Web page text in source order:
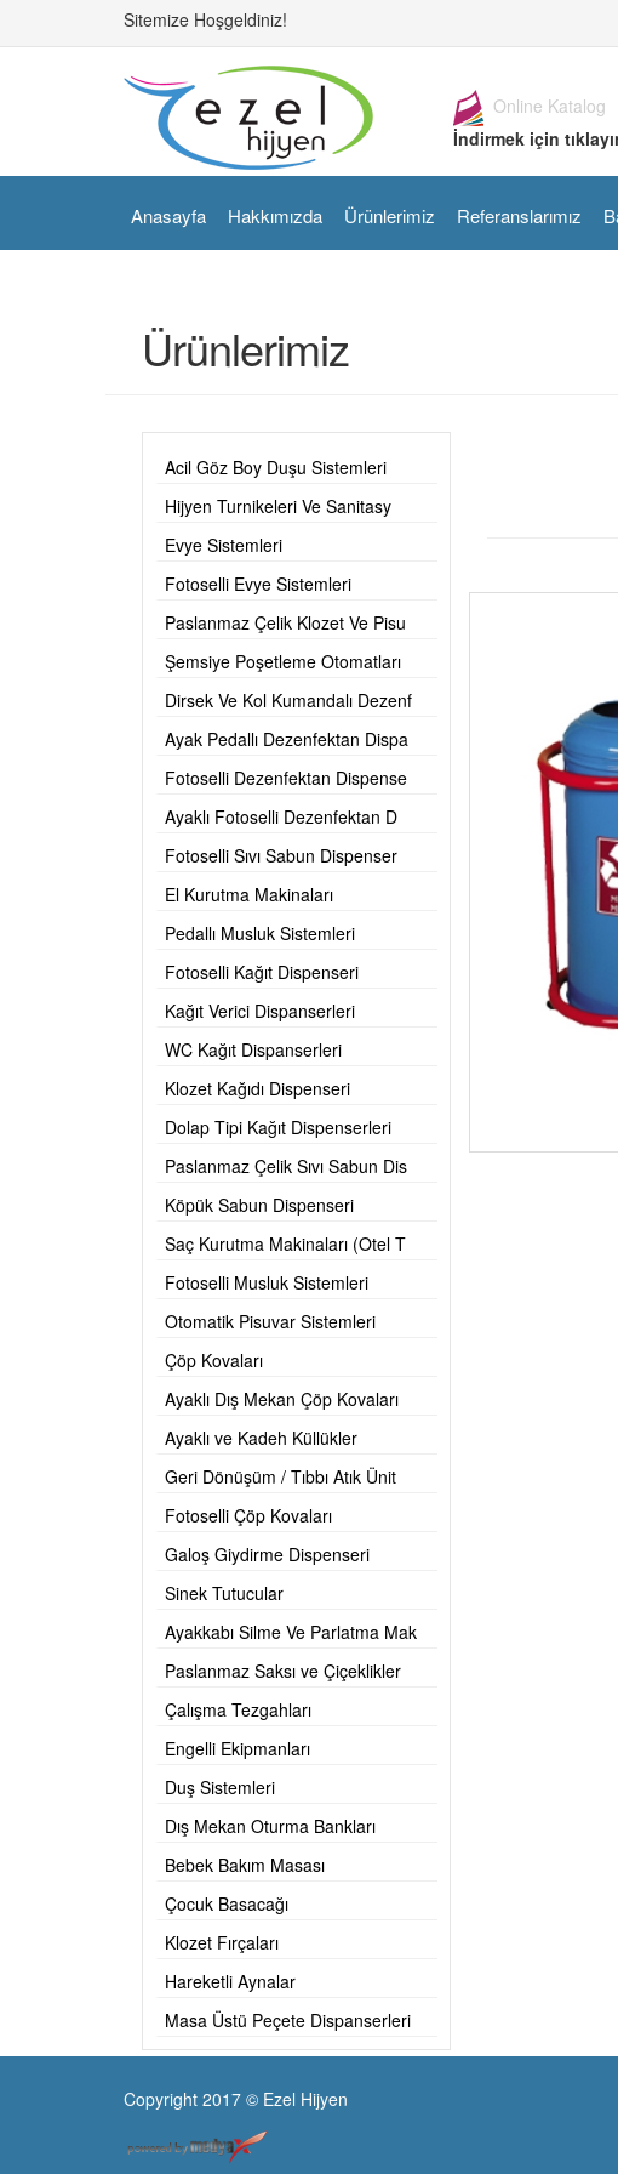
Sitemize Hoşgeldiniz!
Online Katalog
İndirmek için
Anasayfa Hakkımızda Ürünlerimiz Referanslarımız
Ürünlerimiz
Acil Göz Boy Duşu Sistemleri
Hijyen Turnikeleri Ve Sanitasy
Evye Sistemleri
Fotoselli Evye Sistemleri
Paslanmaz Çelik Klozet Ve Pisu
Şemsiye Poşetleme Otomatları
Dirsek Ve Kol Kumandalı Dezenf
Ayak Pedallı Dezenfektan Dispa
Fotoselli Dezenfektan Dispense
Ayaklı Fotoselli Dezenfektan D
Fotoselli Sıvı Sabun Dispenser
El Kurutma Makinaları
Pedallı Musluk Sistemleri
Fotoselli Kağıt Dispenseri
Kağıt Verici Dispanserleri
WC Kağıt Dispanserleri
Klozet Kağıdı Dispenseri
Dolap Tipi Kağıt Dispenserleri
Paslanmaz Çelik Sıvı Sabun Dis
Köpük Sabun Dispenseri
Saç Kurutma Makinaları (Otel T
Fotoselli Musluk Sistemleri
Otomatik Pisuvar Sistemleri
Çöp Kovaları
Ayaklı Dış Mekan Çöp Kovaları
Ayaklı ve Kadeh Küllükler
Geri Dönüşüm / Tıbbı Atık Ünit
Fotoselli Çöp Kovaları
Galoş Giydirme Dispenseri
Sinek Tutucular
Ayakkabı Silme Ve Parlatma Mak
Paslanmaz Saksı ve Çiçeklikler
Çalışma Tezgahları
Engelli Ekipmanları
Duş Sistemleri
Dış Mekan Oturma Bankları
Bebek Bakım Masası
Çocuk Basacağı
Klozet Fırçaları
Hareketli Aynalar
Masa Üstü Peçete Dispanserleri
Copyright 2017 © Ezel Hijyen